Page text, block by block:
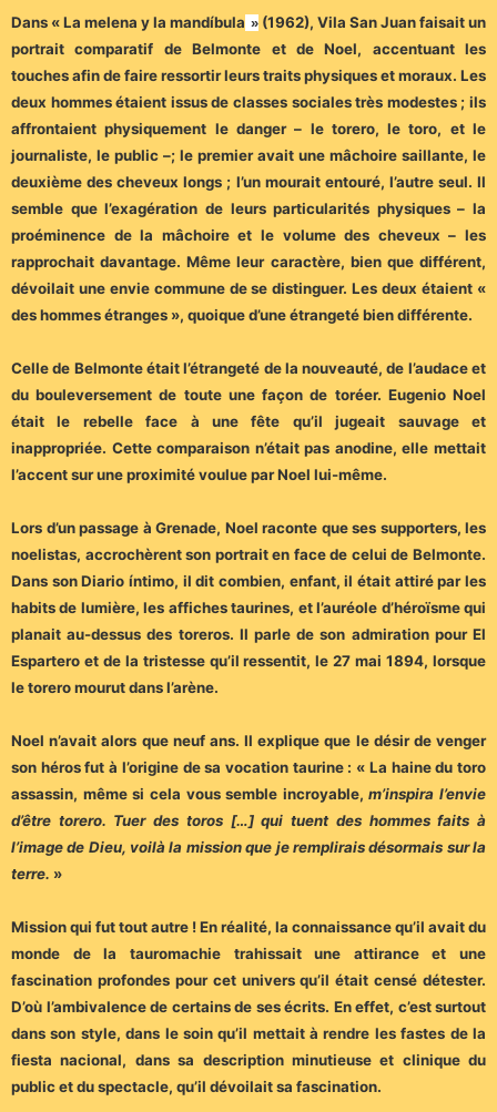
Dans « La melena y la mandíbula »(1962), Vila San Juan faisait un
portrait comparatif de Belmonte et de Noel, accentuant les
touches afin de faire ressortir leurs traits physiques et moraux. Les
deux hommes étaient issus de classes sociales très modestes ; ils
affrontaient physiquement le danger – le torero, le toro, et le
journaliste, le public –; le premier avait une mâchoire saillante, le
deuxième des cheveux longs ; l’un mourait entouré, l’autre seul. Il
semble que l’exagération de leurs particularités physiques – la
proéminence de la mâchoire et le volume des cheveux – les
rapprochait davantage. Même leur caractère, bien que différent,
dévoilait une envie commune de se distinguer. Les deux étaient «
des hommes étranges », quoique d’une étrangeté bien différente.
Celle de Belmonte était l’étrangeté de la nouveauté, de l’audace et
du bouleversement de toute une façon de toréer. Eugenio Noel
était le rebelle face à une fête qu’il jugeait sauvage et
inappropriée. Cette comparaison n’était pas anodine, elle mettait
l’accent sur une proximité voulue par Noel lui-même.
Lors d’un passage à Grenade, Noel raconte que ses supporters, les
noelistas, accrochèrent son portrait en face de celui de Belmonte.
Dans son Diario íntimo, il dit combien, enfant, il était attiré par les
habits de lumière, les affiches taurines, et l’auréole d’héroïsme qui
planait au-dessus des toreros. Il parle de son admiration pour El
Espartero et de la tristesse qu’il ressentit, le 27 mai 1894, lorsque
le torero mourut dans l’arène.
Noel n’avait alors que neuf ans. Il explique que le désir de venger
son héros fut à l’origine de sa vocation taurine : « La haine du toro
assassin, même si cela vous semble incroyable,m’inspira l’envie
d’être torero. Tuer des toros […] qui tuent des hommes faits à
l’image de Dieu, voilà la mission que je remplirais désormais sur la
terre. »
Mission qui fut tout autre ! En réalité, la connaissance qu’il avait du
monde de la tauromachie trahissait une attirance et une
fascination profondes pour cet univers qu’il était censé détester.
D’où l’ambivalence de certains de ses écrits. En effet, c’est surtout
dans son style, dans le soin qu’il mettait à rendre les fastes de la
fiesta nacional, dans sa description minutieuse et clinique du
public et du spectacle, qu’il dévoilait sa fascination.